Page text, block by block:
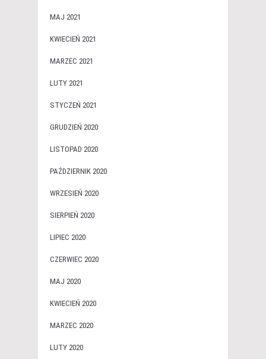
MAJ 2021
KWIECIEŃ 2021
MARZEC 2021
LUTY 2021
STYCZEŃ 2021
GRUDZIEŃ 2020
LISTOPAD 2020
PAŹDZIERNIK 2020
WRZESIEŃ 2020
SIERPIEŃ 2020
LIPIEC 2020
CZERWIEC 2020
MAJ 2020
KWIECIEŃ 2020
MARZEC 2020
LUTY 2020